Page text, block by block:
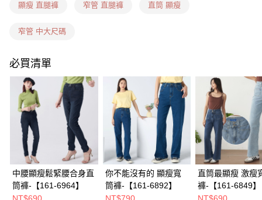
新竹物流(信用卡、多元支付)
每筆NT$100，滿NT$1,899(含以上)免運費
每筆NT$100，滿NT$1,899(含以上)免運費
顯瘦 直腿褲 窄管 直腿褲 直筒 顯瘦
窄管 中大尺碼
必買清單
中腰顯瘦鬆緊腰合身直
筒褲-【161-6964】
NT$690
你不能沒有的 顯瘦寬
筒褲-【161-6892】
NT$790
直筒最顯瘦 激瘦
褲-【161-6849】
NT$690